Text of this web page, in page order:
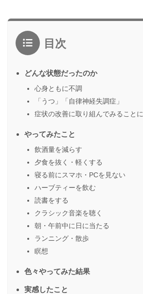
目次
どんな状態だったのか
心身ともに不調
「うつ」「自律神経失調症」
症状の改善に取り組んでみることに
やってみたこと
飲酒量を減らす
夕食を抜く・軽くする
寝る前にスマホ・PCを見ない
ハーブティーを飲む
読書をする
クラシック音楽を聴く
朝・午前中に日に当たる
ランニング・散歩
瞑想
色々やってみた結果
実感したこと